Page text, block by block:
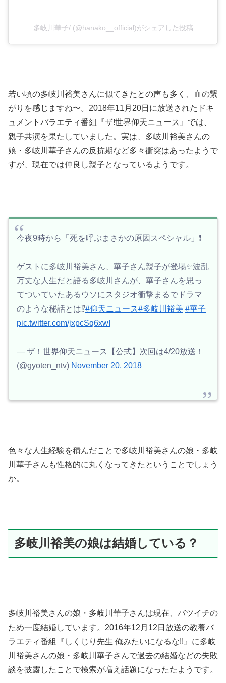
多岐川華子/ (@hanako__official)がシェアした投稿
若い頃の多岐川裕美さんに似てきたとの声も多く、血の繋
がりを感じますね〜。2018年11月20日に放送されたドキ
ュメントバラエティ番組『ザ!世界仰天ニュース』では、
親子共演を果たしていました。実は、 多岐川裕美さんの
娘・多岐川華子さんの反抗期など多々衝突はあったようで
すが、現在では仲良し親子となっているようです。
今夜9時から「死を呼ぶまさかの原因スペシャル」❗️
ゲストに多岐川裕美さん、華子さん親子が登場✨波乱
万丈な人生だと語る多岐川さんが、華子さんを思っ
てついていたあるウソにスタジオ衝撃まるでドラマ
のような秘話とは⁉️#仰天ニュース#多岐川裕美 #華子
pic.twitter.com/jxpcSq6xwI
— ザ！世界仰天ニュース【公式】次回は4/20放送！
(@gyoten_ntv) November 20, 2018
色々な人生経験を積んだことで多岐川裕美さんの娘・多岐
川華子さんも性格的に丸くなってきたということでしょう
か。
多岐川裕美の娘は結婚している？
多岐川裕美さんの娘・多岐川華子さんは現在、バツイチの
ため一度結婚しています。 2016年12月12日放送の教養バ
ラエティ番組『しくじり先生 俺みたいになるな!!』に多岐
川裕美さんの娘・多岐川華子さんで過去の結婚などの失敗
談を披露したことで検索が増え話題になったたようです。